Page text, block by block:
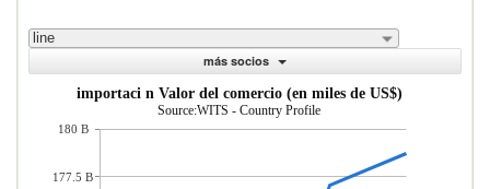
line
más socios
importaci n Valor del comercio (en miles de US$)
Source:WITS - Country Profile
180 B
177.5 B